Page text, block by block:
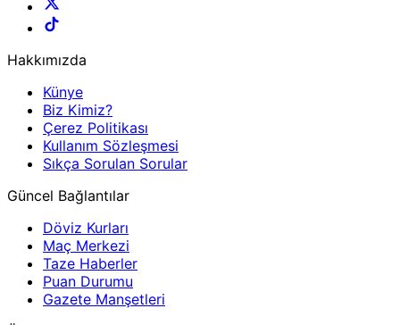
Hakkımızda
Künye
Biz Kimiz?
Çerez Politikası
Kullanım Sözleşmesi
Sıkça Sorulan Sorular
Güncel Bağlantılar
Döviz Kurları
Maç Merkezi
Taze Haberler
Puan Durumu
Gazete Manşetleri